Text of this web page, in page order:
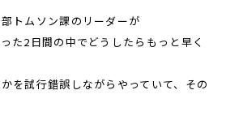
トムソン課のリーダーが
た2日間の中でどうしたらもっと早く
を試行錯誤しながらやっていて、その